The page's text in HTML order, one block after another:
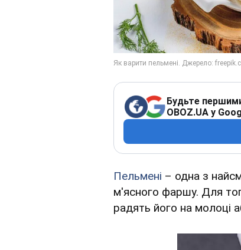
Будьте
OBOZ.UA у
Пельмені – одна з
м'ясного фаршу. Для
радять його на молоці